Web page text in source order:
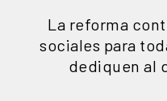
La reforma
sociales para
dediquen al